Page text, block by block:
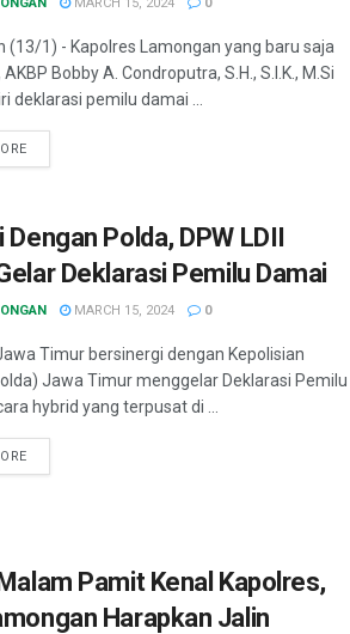
(13/1) - Kapolres Lamongan yang baru saja
Bobby A. Condroputra, S.H., S.I.K., M.Si
deklarasi pemilu damai ...
Polda, DPW LDII
Deklarasi Pemilu Damai
MARCH 15, 2024 0
Timur bersinergi dengan Kepolisian
Jawa Timur menggelar Deklarasi Pemilu
hybrid yang terpusat di ...
Pamit Kenal Kapolres,
Harapkan Jalin